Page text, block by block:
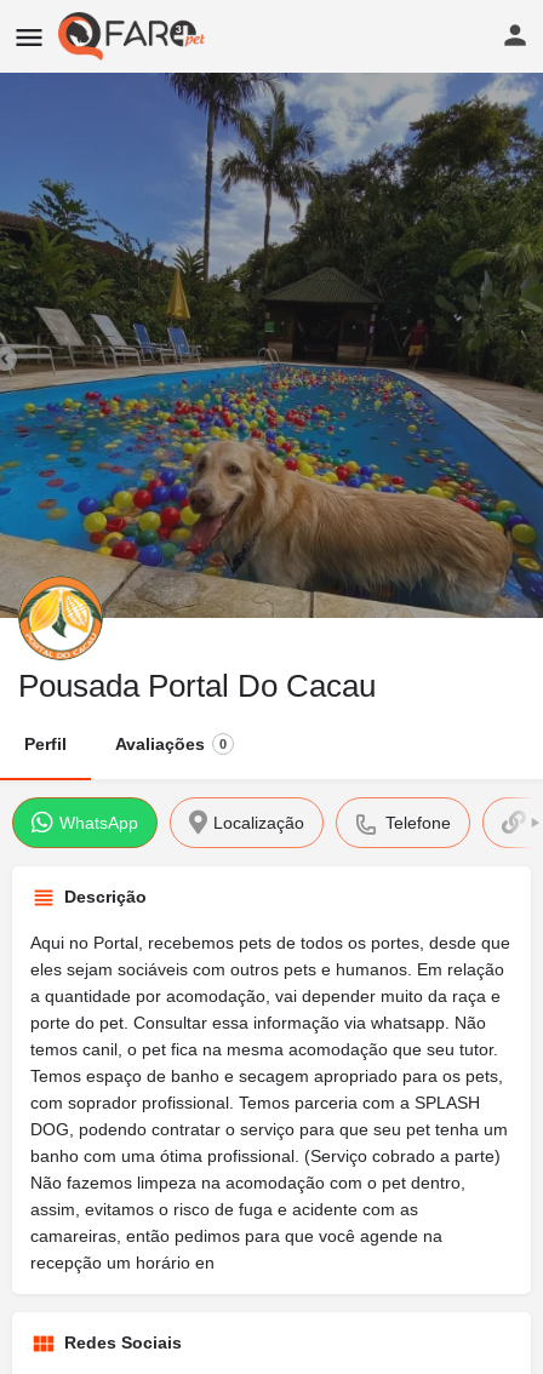
Pousada Portal Do Cacau
Perfil Avaliações 0
WhatsApp Localização Telefone
Descrição
Aqui no Portal, recebemos pets de todos os portes, desde que
eles sejam sociáveis com outros pets e humanos. Em relação
a quantidade por acomodação, vai depender muito da raça e
porte do pet. Consultar essa informação via whatsapp. Não
temos canil, o pet fica na mesma acomodação que seu tutor.
Temos espaço de banho e secagem apropriado para os pets,
com soprador profissional. Temos parceria com a SPLASH
DOG, podendo contratar o serviço para que seu pet tenha um
banho com uma ótima profissional. (Serviço cobrado a parte)
Não fazemos limpeza na acomodação com o pet dentro,
assim, evitamos o risco de fuga e acidente com as
camareiras, então pedimos para que você agende na
recepção um horário en
Redes Sociais